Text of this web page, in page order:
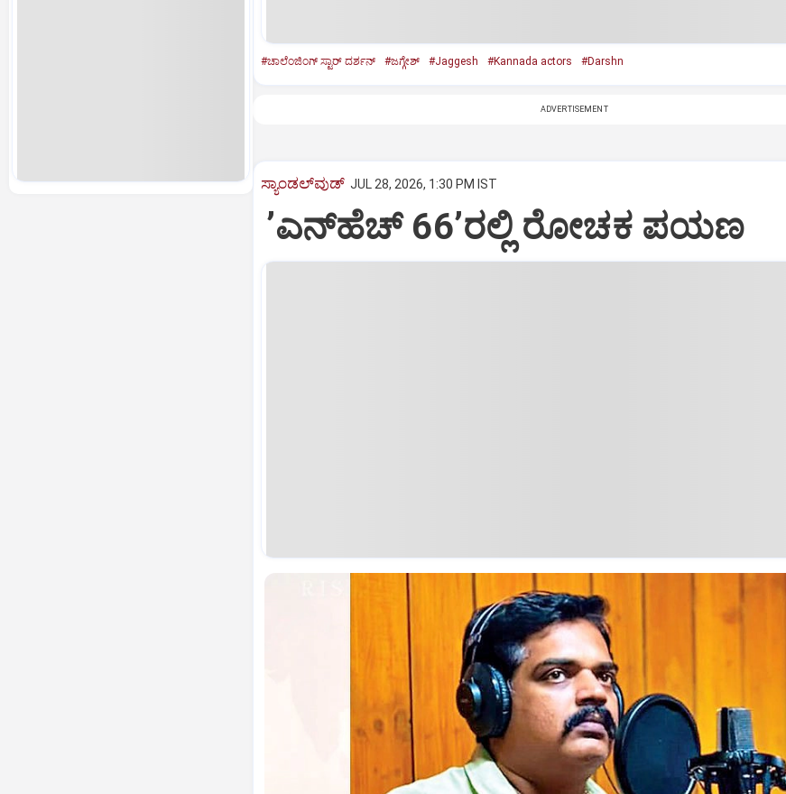
#ಚಾಲೆಂಜಿಂಗ್‌ ಸ್ಟಾರ್‌ ದರ್ಶನ್‌ #ಜಗ್ಗೇಶ್‌ #Jaggesh #Kannada actors #Darshn
ADVERTISEMENT
ಸ್ಯಾಂಡಲ್‌ವುಡ್‌ JUL 28, 2026, 1:30 PM IST
ʼಎನ್‌ಹೆಚ್‌ 66ʼರಲ್ಲಿ ರೋಚಕ ಪಯಣ